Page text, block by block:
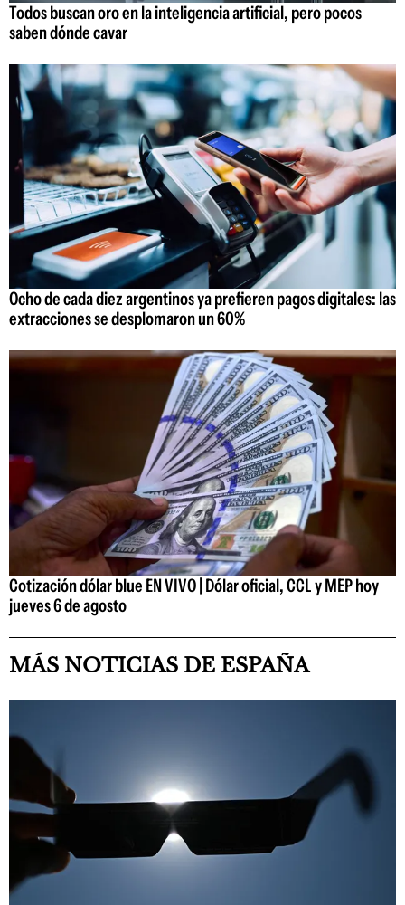
Todos buscan oro en la inteligencia artificial, pero pocos
saben dónde cavar
Ocho de cada diez argentinos ya prefieren pagos digitales: las
extracciones se desplomaron un 60%
Cotización dólar blue EN VIVO | Dólar oficial, CCL y MEP hoy
jueves 6 de agosto
MÁS NOTICIAS DE ESPAÑA